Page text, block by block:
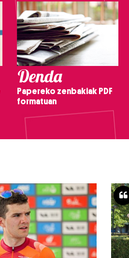
Denda
Papereko zenbakiak PDF
formatuan